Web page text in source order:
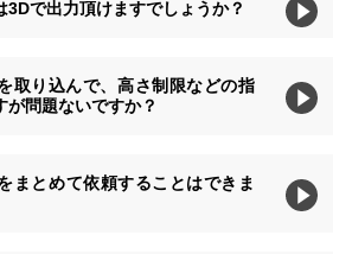
3Dで出力頂けますでしょうか？
取り込んで、高さ制限などの指
が問題ないですか？
まとめて依頼することはできま